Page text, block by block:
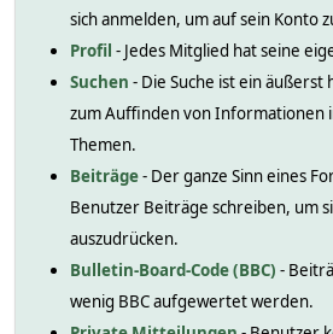
sich anmelden, um auf sein Konto
Profil - Jedes Mitglied hat seine
Suchen - Die Suche ist ein äußerst
zum Auffinden von Informationen
Themen.
Beiträge- Der ganze Sinn eines
Benutzer Beiträge schreiben, um
auszudrücken.
Bulletin-Board-Code (BBC) -
wenig BBC aufgewertet werden.